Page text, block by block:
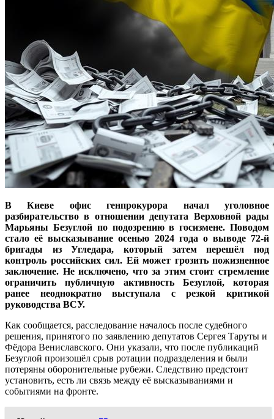
В Киеве офис генпрокурора начал уголовное
разбирательство в отношении депутата Верховной рады
Марьяны Безуглой по подозрению в госизмене. Поводом
стало её высказывание осенью 2024 года о выводе 72-й
бригады из Угледара, который затем перешёл под
контроль российских сил. Ей может грозить пожизненное
заключение. Не исключено, что за этим стоит стремление
ограничить публичную активность Безуглой, которая
ранее неоднократно выступала с резкой критикой
руководства ВСУ.
Как сообщается, расследование началось после судебного
решения, принятого по заявлению депутатов Сергея Таруты и
Фёдора Вениславского. Они указали, что после публикаций
Безуглой произошёл срыв ротации подразделения и были
потеряны оборонительные рубежи. Следствию предстоит
установить, есть ли связь между её высказываниями и
событиями на фронте.